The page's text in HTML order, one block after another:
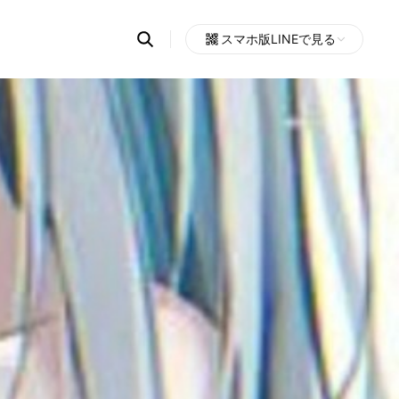
Search
OpenChats
messages
search
area
スマホ版LINEで見る